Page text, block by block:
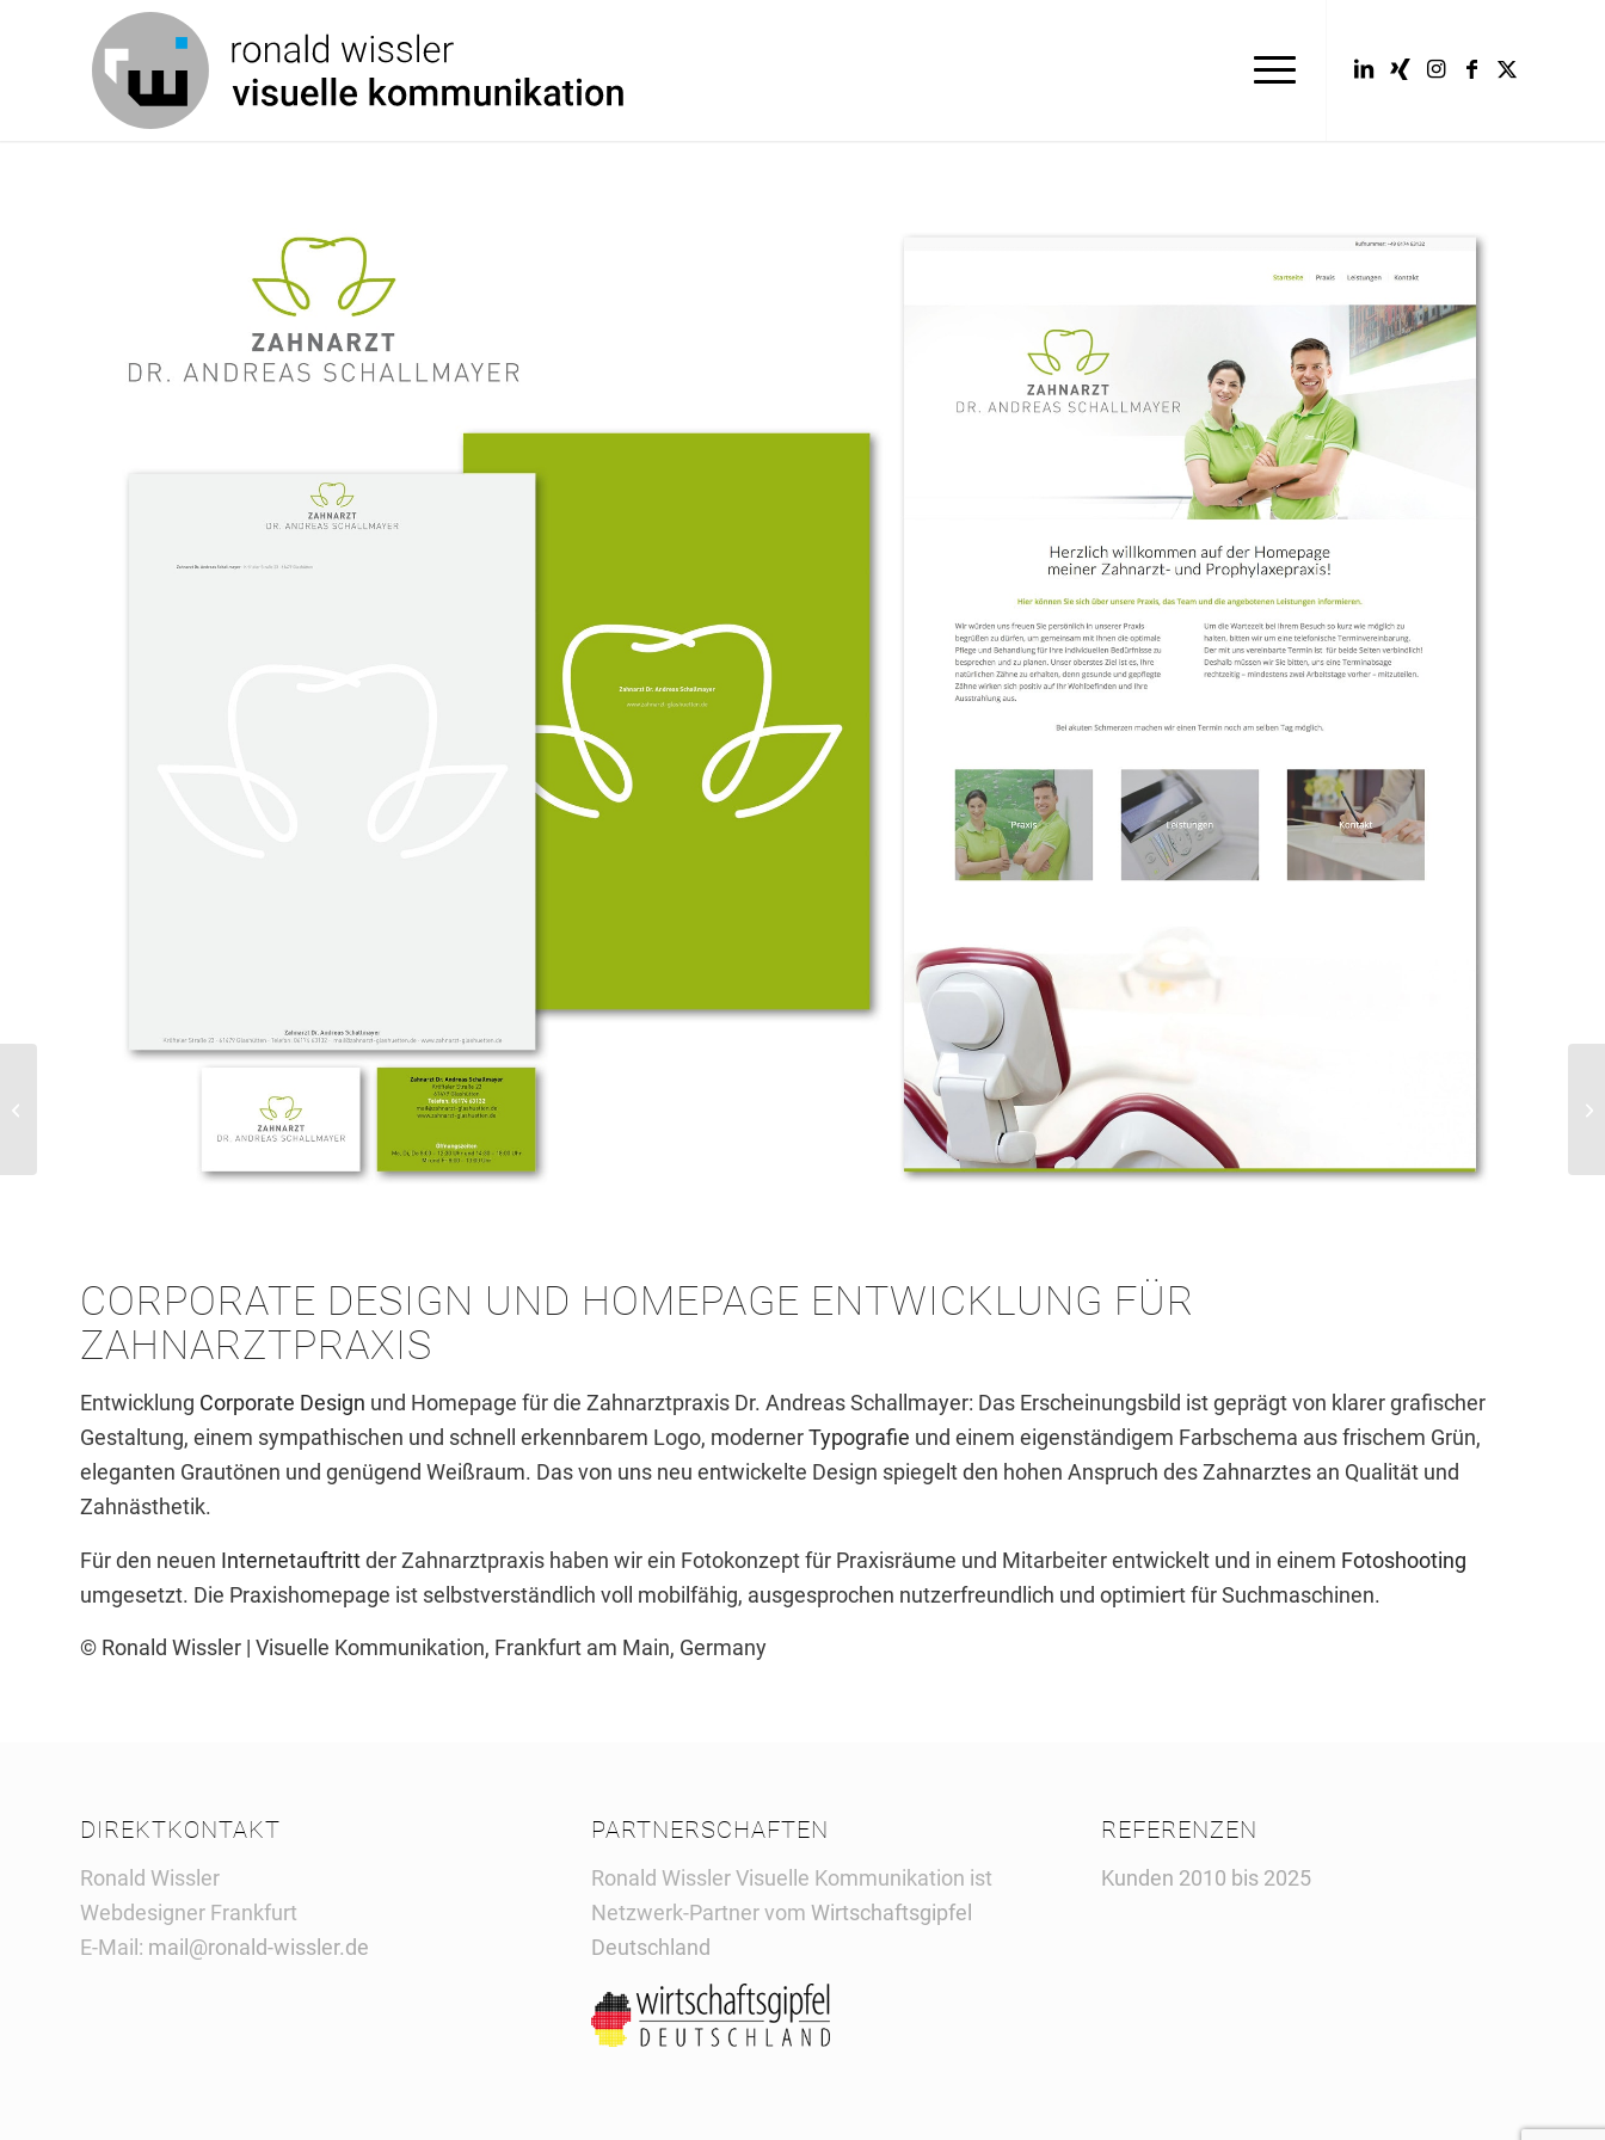
CORPORATE DESIGN UND HOMEPAGE ENTWICKLUNG FÜR
ZAHNARZTPRAXIS
Entwicklung Corporate Design und Homepage für die Zahnarztpraxis Dr. Andreas Schallmayer: Das Erscheinungsbild ist geprägt von klarer grafischer
Gestaltung, einem sympathischen und schnell erkennbarem Logo, modernerTypografie und einem eigenständigem Farbschema aus frischem Grün,
eleganten Grautönen und genügend Weißraum. Das von uns neu entwickelte Design spiegelt den hohen Anspruch des Zahnarztes an Qualität und
Zahnästhetik.
Für den neuen Internetauftrittder Zahnarztpraxis haben wir ein Fotokonzept für Praxisräume und Mitarbeiter entwickelt und in einem Fotoshooting
umgesetzt. Die Praxishomepage ist selbstverständlich voll mobilfähig, ausgesprochen nutzerfreundlich und optimiert für Suchmaschinen.
© Ronald Wissler | Visuelle Kommunikation, Frankfurt am Main, Germany
DIREKTKONTAKT
Ronald Wissler
Webdesigner Frankfurt
E-Mail: mail@ronald-wissler.de
PARTNERSCHAFTEN
Ronald Wissler Visuelle Kommunikation ist
Netzwerk-Partner vom Wirtschaftsgipfel
Deutschland
REFERENZEN
Kunden 2010 bis 2025